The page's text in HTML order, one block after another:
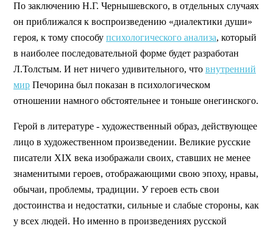
По заключению Н.Г. Чернышевского, в отдельных случаях
он приближался к воспроизведению «диалектики души»
героя, к тому способу психологического анализа, который
в наиболее последовательной форме будет разработан
Л.Толстым. И нет ничего удивительного, что внутренний
мир Печорина был показан в психологическом
отношении намного обстоятельнее и тоньше онегинского.
Герой в литературе - художественный образ, действующее
лицо в художественном произведении. Великие русские
писатели XIX века изображали своих, ставших не менее
знаменитыми героев, отображающими свою эпоху, нравы,
обычаи, проблемы, традиции. У героев есть свои
достоинства и недостатки, сильные и слабые стороны, как
у всех людей. Но именно в произведениях русской